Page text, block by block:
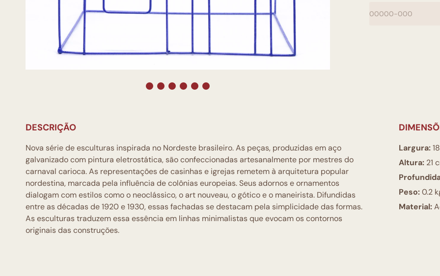
DESCRIÇÃO
Nova série de esculturas inspirada no Nordeste brasileiro. As peças, produzidas em aço
galvanizado com pintura eletrostática, são confeccionadas artesanalmente por mestres do
carnaval carioca. As representações de casinhas e igrejas remetem à arquitetura popular
nordestina, marcada pela influência de colônias europeias. Seus adornos e ornamentos
dialogam com estilos como o neoclássico, o art nouveau, o gótico e o maneirista. Difundidas
entre as décadas de 1920 e 1930, essas fachadas se destacam pela simplicidade das formas.
As esculturas traduzem essa essência em linhas minimalistas que evocam os contornos
originais das construções.
Largura:
Altura: 21
Peso:0.2
Material: